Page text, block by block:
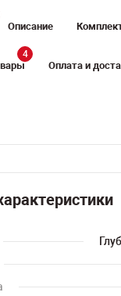
Описание
4
Оплата и